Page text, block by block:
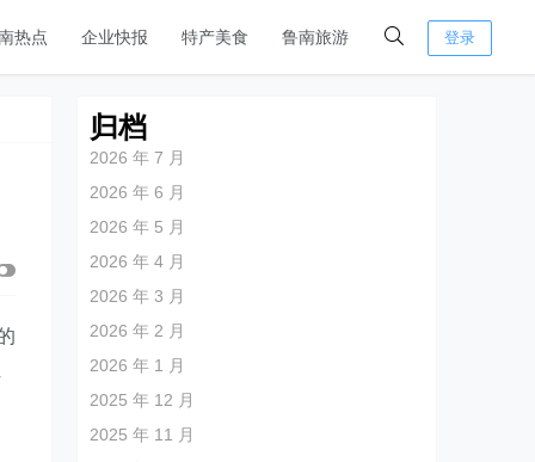
热点 企业快报 特产美食 鲁南旅游 登录
归档
2026 年 7 月
2026 年 6 月
2026 年 5 月
2026 年 4 月
2026 年 3 月
2026 年 2 月
2026 年 1 月
2025 年 12 月
2025 年 11 月